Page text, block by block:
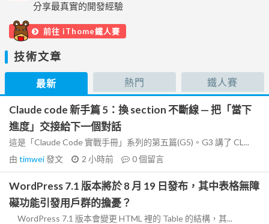
分享最真實的開發經驗
前往 iThome鐵人賽
技術文章
最新 熱門 鐵人賽
Claude code 新手篇 5：換 section 不斷線 — 把「當下
進度」交接給下一個對話
這是「Claude Code 實戰手冊」系列的第五篇(G5)。G3 講了 CL...
由 timwei發文 2 小時前 0個留言
WordPress 7.1 版本將於 8 月 19 日發布，其中表格無障
礙功能引發用戶群的擔憂？
WordPress 7.1 版本會變更 HTML 裡的 Table 的結構，其...